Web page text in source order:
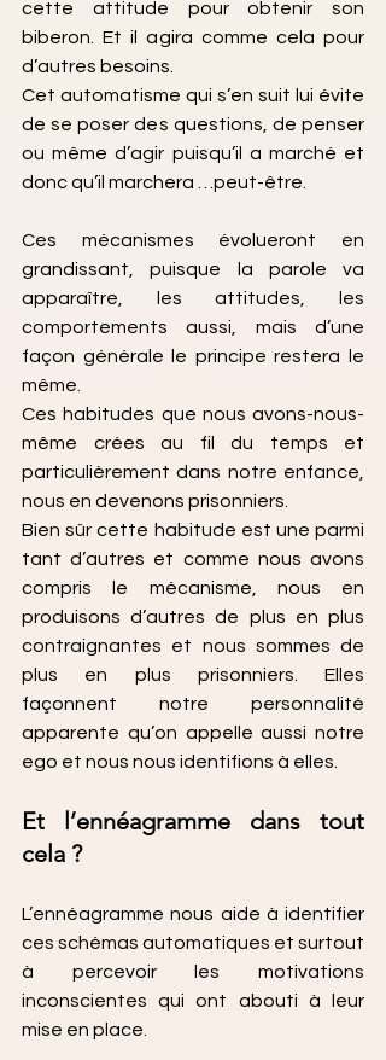
cette attitude pour obtenir son
biberon. Et il agira comme cela pour
d’autres besoins.
Cet automatisme qui s’en suit lui évite
de se poser des questions, de penser
ou même d’agir puisqu’il a marché et
donc qu’il marchera …peut-être.
Ces mécanismes évolueront en
grandissant, puisque la parole va
apparaître, les attitudes, les
comportements aussi, mais d’une
façon générale le principe restera le
même.
Ces habitudes que nous avons-nous-
même crées au fil du temps et
particulièrement dans notre enfance,
nous en devenons prisonniers.
Bien sûr cette habitude est une parmi
tant d’autres et comme nous avons
compris le mécanisme, nous en
produisons d’autres de plus en plus
contraignantes et nous sommes de
plus en plus prisonniers. Elles
façonnent notre personnalité
apparente qu’on appelle aussi notre
ego et nous nous identifions à elles.
Et l’ennéagramme dans tout
cela ?
L’ennéagramme nous aide à identifier
ces schémas automatiques et surtout
à percevoir les motivations
inconscientes qui ont abouti à leur
mise en place.